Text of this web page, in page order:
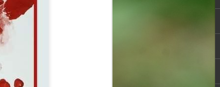
PAINTING
demonstrated by the production of